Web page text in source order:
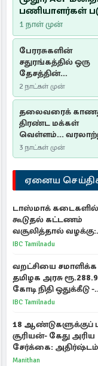
பணியாளர்கள்
20
மறுக்கப்பட்ட
பேரவலம்
1 நாள் முன்
பேரரசுகளின்
சதுரங்கத்தில் ஒரு
தேசத்தின்
தீர்க்கதரிசனம் :
சுதுமலை
ஒரு வரலாற்றுப்
2 நாட்கள் முன்
தலைவரைக்
திரண்ட மக்கள்
வெள்ளம்...
சிறப்புமிக்க
பிரகடனம்…
3 நாட்கள் முன்
ஏனைய
டாஸ்மாக் கடைகளில்
கூடுதல் கட்டணம்
வசூலித்தால் வழக்கு:
சென்னை
IBC Tamilnadu
வறட்சியை சமாளிக்க
தமிழக அரசு
கோடி நிதி ஒதுக்கீடு -
வெளியான
IBC Tamilnadu
18 ஆண்டுகளுக்குப்
சூரியன்- கேது அரிய
சேர்க்கை: அதிர்ஷ்டம்
பெறும் 3 ராசிகள்!
Manithan